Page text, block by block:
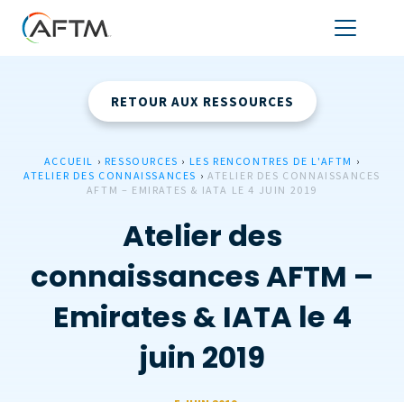
RETOUR AUX RESSOURCES
ACCUEIL › RESSOURCES › LES RENCONTRES DE L'AFTM ›
ATELIER DES CONNAISSANCES › ATELIER DES CONNAISSANCES
AFTM – EMIRATES & IATA LE 4 JUIN 2019
Atelier des
connaissances AFTM –
Emirates & IATA le 4
juin 2019